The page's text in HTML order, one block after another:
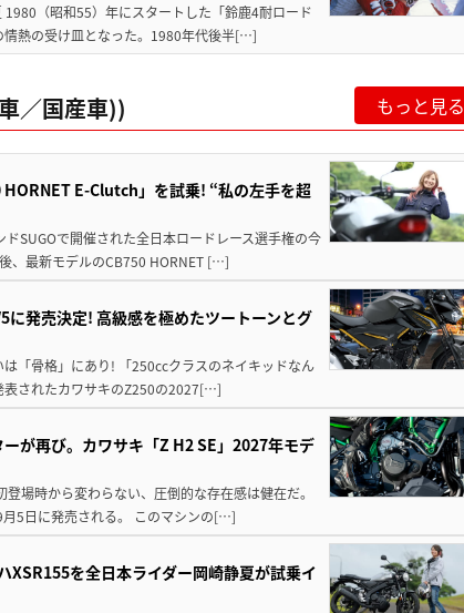
（昭和55）年にスタートした「鈴鹿4耐ロード
情熱の受け皿となった。1980年代後半[…]
／国産車)) もっと見る
HORNET E-Clutch」を試乗! “私の左手を超
SUGOで開催された全日本ロードレース選手権の今
、最新モデルのCB750 HORNET […]
に発売決定! 高級感を極めたツートーンとグ
「骨格」にあり! 「250ccクラスのネイキッドなん
表されたカワサキのZ250の2027[…]
が再び。カワサキ「Z H2 SE」2027年モデ
場時から変わらない、圧倒的な存在感は健在だ。
5日に発売される。 このマシンの[…]
XSR155を全日本ライダー岡崎静夏が試乗イ